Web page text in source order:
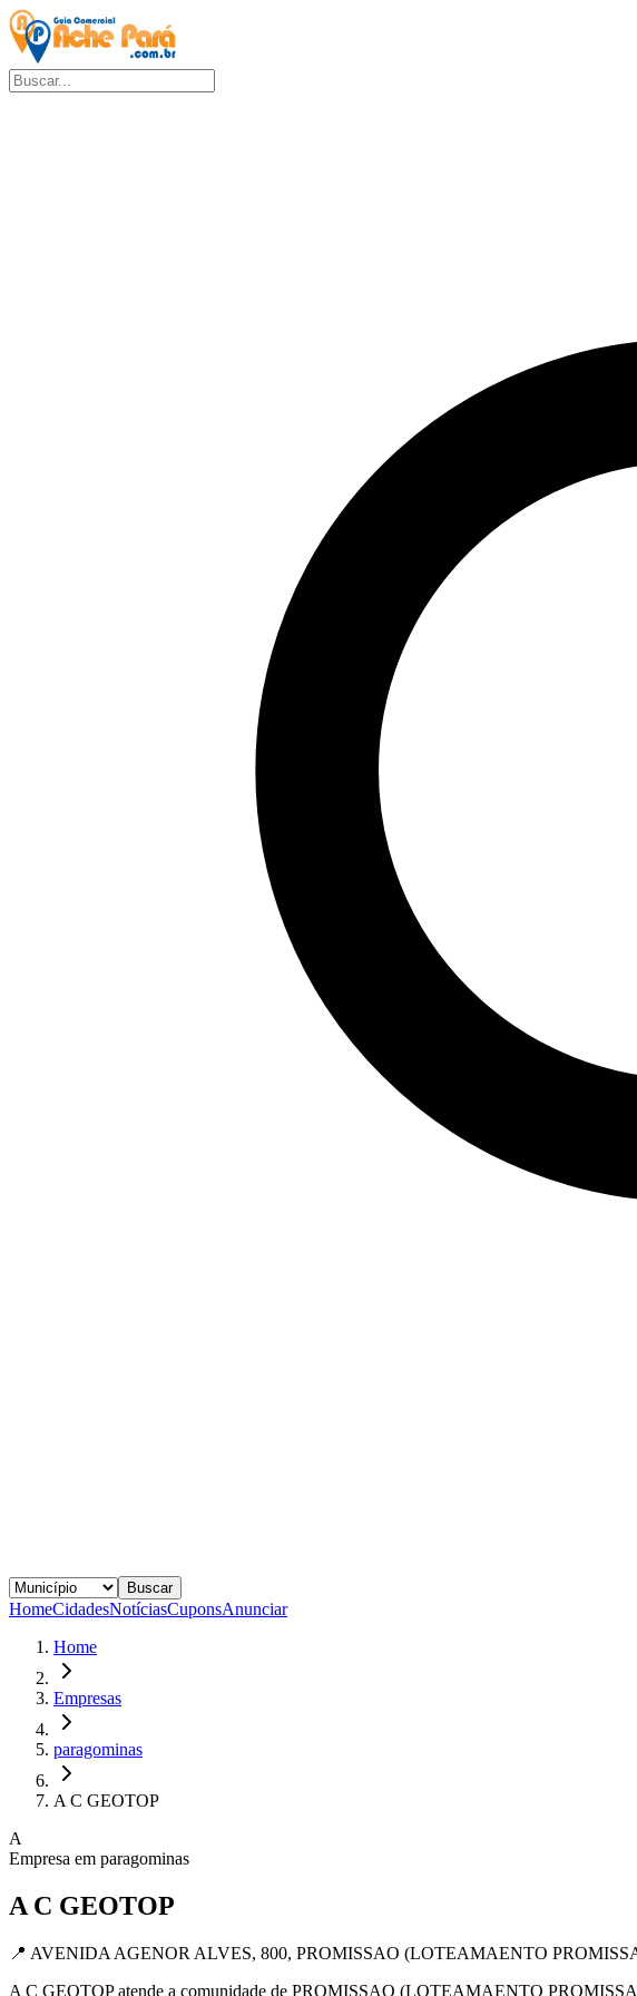
Buscar
HomeCidadesNotíciasCuponsAnunciar
Home
Empresas
paragominas
A C GEOTOP
A
Empresa em paragominas
A C GEOTOP
📍 AVENIDA AGENOR ALVES, 800, PROMISSAO (LOTEAMAENTO
A C GEOTOP atende a comunidade de PROMISSAO (LOTEAMAENTO